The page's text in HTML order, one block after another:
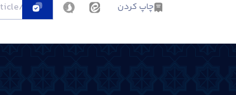
چاپ کردن